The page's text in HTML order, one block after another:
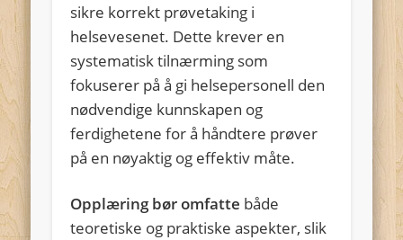
sikre korrekt prøvetaking i
helsevesenet. Dette krever en
systematisk tilnærming som
fokuserer på å gi helsepersonell den
nødvendige kunnskapen og
ferdighetene for å håndtere prøver
på en nøyaktig og effektiv måte.
Opplæring bør omfatte både
teoretiske og praktiske aspekter, slik